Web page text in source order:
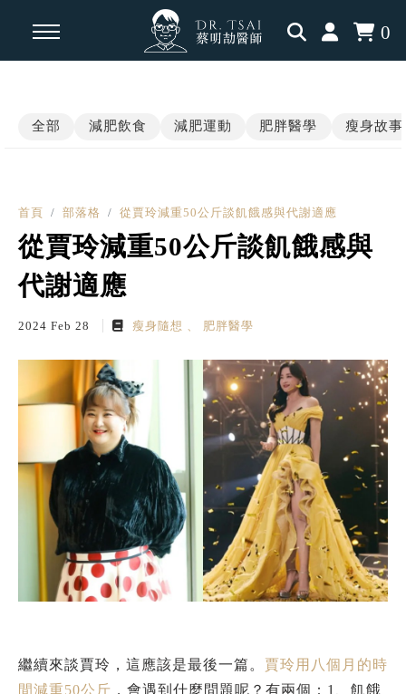
0
運動科學
瘦瘦針專題
三高慢性病
全部 減肥飲食 減肥運動 肥胖醫學 瘦身故事
首頁 部落格 從賈玲減重50公斤談飢餓感與代謝適應
從賈玲減重50公斤談飢餓感與
代謝適應
2024 Feb 28 瘦身隨想 肥胖醫學
繼續來談賈玲，這應該是最後一篇。 賈玲用八個月的時
間減重50公斤 ，會遇到什麼問題呢？有兩個：1、飢餓